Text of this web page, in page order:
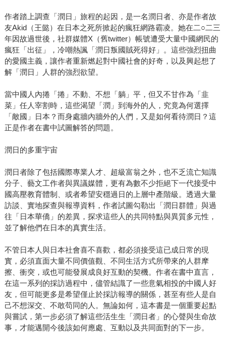
作者踏上調查「潤日」旅程的起因，是一名潤日者、亦是作者故
友Akid（王懿）在日本之死所掀起的瘋狂網路霸凌。她在二○二三
年因故過世後，社群媒體X（舊twitter）帳號遭受大量中國網民的
瘋狂「出征」，冷嘲熱諷「潤日叛國賊死得好」。這些強烈扭曲
的愛國主義，讓作者重新燃起對中國社會的好奇，以及興起想了
解「潤日」人群的強烈欲望。
當中國人內捲「捲」不動、不想「躺」平，但又不甘作為「韭
菜」任人宰割時，這些渴望「潤」到海外的人，究竟為何選擇
「敵國」日本？而身處牆內牆外的人們，又是如何看待潤日？這
正是作者在書中試圖解答的問題。
潤日的多重宇宙
潤日者除了包括國際專業人才、超級富翁之外，也不乏流亡知識
分子、藝文工作者與異議媒體，更有為數不少拒絕下一代接受中
國高壓教育體制、或者希望安穩過日的上層中產階級。透過大量
訪談、實地探查與報導資料，作者試圖勾勒出「潤日群體」與過
往「日本華僑」的差異，探求這些人的共同特點與異質多元性，
並了解他們在日本的真實生活。
不管日本人與日本社會喜不喜歡，都必須接受這已成日常的現
實，必須直面大量不同價值觀、不同生活方式所帶來的人群摩
擦、衝突，或也可能發展成良好互動的契機。作者在書中直言，
在這一系列的採訪過程中，儘管結識了一些意氣相投的中國人好
友，但可能更多是希望僅止於採訪報導的關係，甚至有些人是自
己不想深交、不敢苟同的人。無論如何，這本書是一個重要起點
與嘗試，第一步必須了解這些活生生「潤日者」的心聲與生命故
事，才能邁開今後該如何應處、互動以及共同面對的下一步。